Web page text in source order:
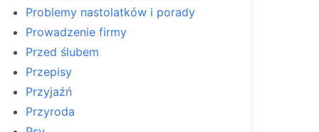
Problemy nastolatków i porady
Prowadzenie firmy
Przed ślubem
Przepisy
Przyjaźń
Przyroda